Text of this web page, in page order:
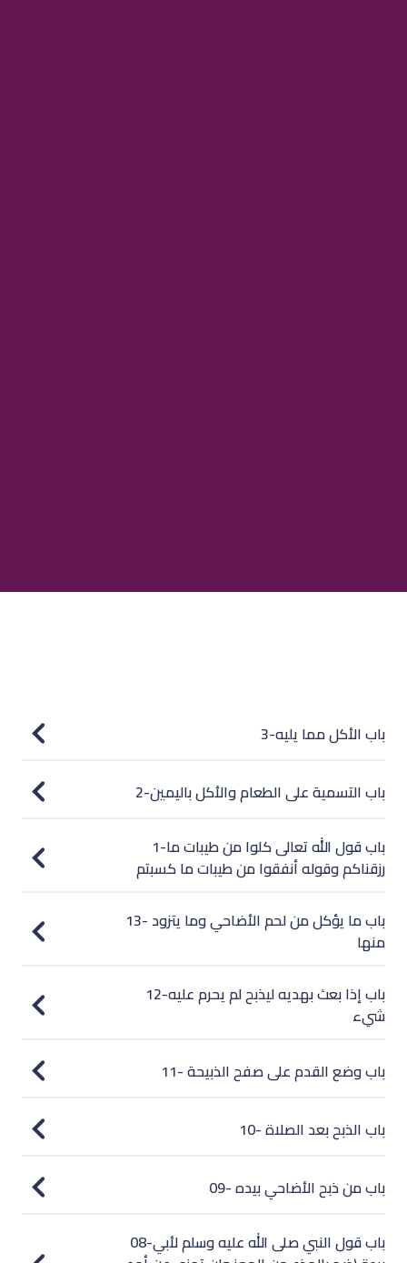
3-باب الأكل مما يليه
2-باب التسمية على الطعام والأكل باليمين
1-باب قول الله تعالى كلوا من طيبات ما
رزقناكم وقوله أنفقوا من طيبات ما كسبتم
13- باب ما يؤكل من لحم الأضاحي وما يتزود
منها
12-باب إذا بعث بهديه ليذبح لم يحرم عليه
شيء
11- باب وضع القدم على صفح الذبيحة
10- باب الذبح بعد الصلاة
09- باب من ذبح الأضاحي بيده
08-باب قول النبي صلى الله عليه وسلم لأبي